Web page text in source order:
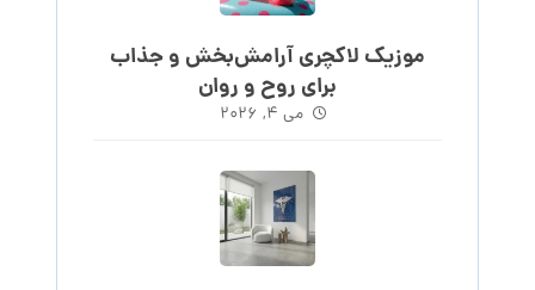
موزیک لاکچری آرامش‌بخش‌ و جذاب‌
برای روح و روان
می ۴, ۲۰۲۶